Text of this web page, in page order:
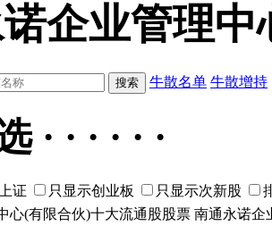
企业管理中
牛散名单 牛散增持
· · · · · ·
证 只显示创业板 只显示次新股
心(有限合伙)十大流通股股票 南通永诺企